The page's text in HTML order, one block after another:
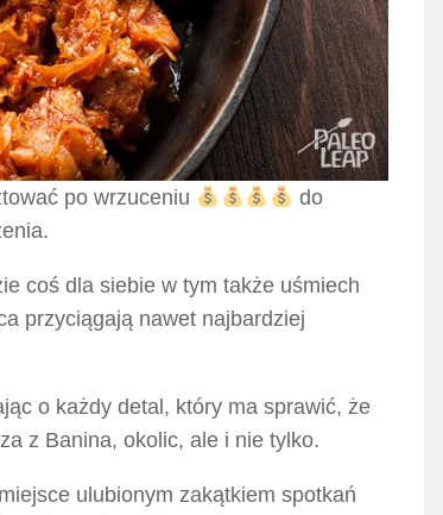
po wrzuceniu
do
coś dla siebie w tym także uśmiech
przyciągają nawet najbardziej
o każdy detal, który ma sprawić, że
z Banina, okolic, ale i nie tylko.
ulubionym zakątkiem spotkań